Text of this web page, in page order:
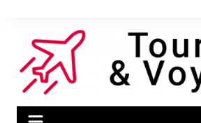
contenu